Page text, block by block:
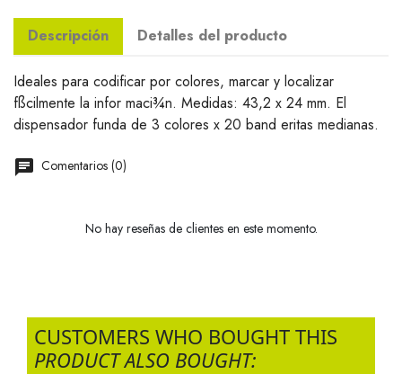
Descripción Detalles del producto
Ideales para codificar por colores, marcar y localizar
fßcilmente la infor maci¾n. Medidas: 43,2 x 24 mm. El
dispensador funda de 3 colores x 20 band eritas medianas.
Comentarios (0)
No hay reseñas de clientes en este momento.
CUSTOMERS WHO BOUGHT THIS
PRODUCT ALSO BOUGHT: